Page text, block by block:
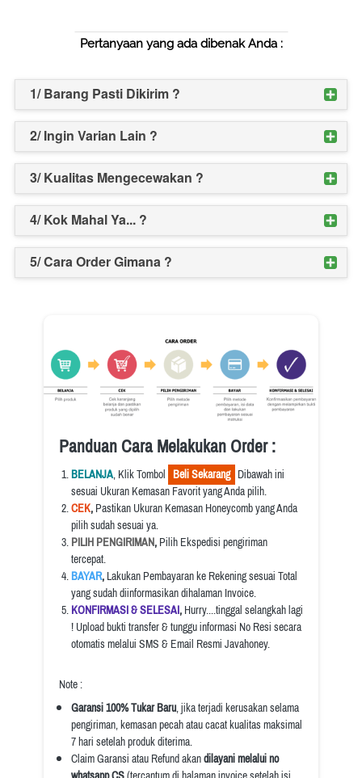
Pertanyaan yang ada dibenak Anda :
1/ Barang Pasti Dikirim ?
2/ Ingin Varian Lain ?
3/ Kualitas Mengecewakan ?
4/ Kok Mahal Ya... ?
5/ Cara Order Gimana ?
Panduan Cara Melakukan Order :
BELANJA, Klik Tombol
  Beli Sekarang
Dibawah ini
sesuai Ukuran Kemasan Favorit yang Anda pilih.
CEK, Pastikan Ukuran Kemasan Honeycomb yang Anda
pilih sudah sesuai ya.
PILIH PENGIRIMAN, Pilih Ekspedisi pengiriman
tercepat.
BAYAR, Lakukan Pembayaran ke Rekening sesuai Total
yang sudah diinformasikan dihalaman Invoice.
KONFIRMASI & SELESAI, Hurry....tinggal selangkah lagi
! Upload bukti transfer & tunggu informasi No Resi secara
otomatis melalui SMS & Email Resmi Javahoney.
Note :
Garansi 100% Tukar Baru, jika terjadi kerusakan selama
pengiriman, kemasan pecah atau cacat kualitas maksimal
7 hari setelah produk diterima.
Claim Garansi atau Refund akan dilayani melalui no